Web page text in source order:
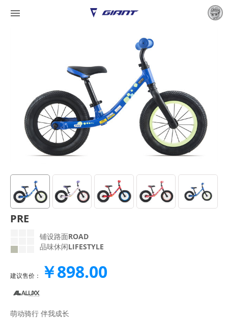

PRE
铺设路面ROAD
品味休闲LIFESTYLE
建议售价： ￥898.00
萌动骑行 伴我成长